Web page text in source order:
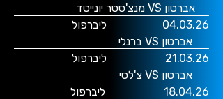
אברטון VS מנצ'סטר יונייטד
04.03.26 ליברפול
אברטון VS ברנלי
21.03.26 ליברפול
אברטון VS צ'לסי
18.04.26 ליברפול